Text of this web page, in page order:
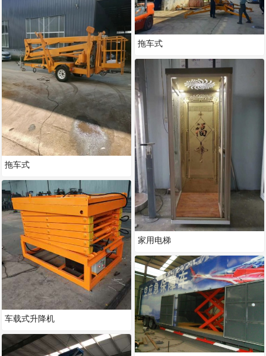
拖车式
车载式升降机
拖车式
家用电梯